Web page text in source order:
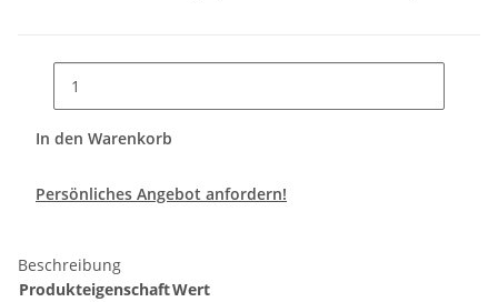
In den Warenkorb
Persönliches Angebot anfordern!
Beschreibung
ProdukteigenschaftWert